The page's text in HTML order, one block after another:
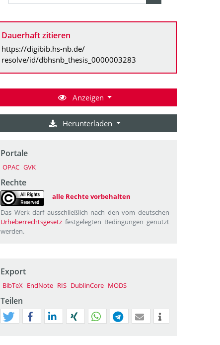
Dauerhaft zitieren
https://digibib.hs-nb.de/
resolve/id/dbhsnb_thesis_0000003283
Anzeigen
Herunterladen
Portale
OPAC GVK
Rechte
alle Rechte vorbehalten
Das Werk darf ausschließlich nach den vom deutschen
Urheberrechtsgesetz festgelegten Bedingungen genutzt
werden.
Export
BibTeX EndNote RIS DublinCore MODS
Teilen